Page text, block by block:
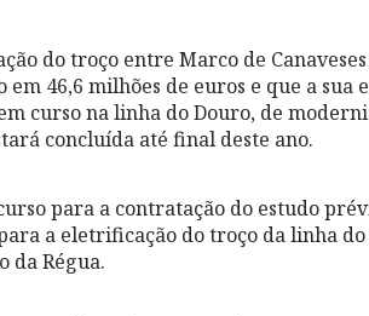
do troço entre Marco de Canaveses
46,6 milhões de euros e que a sua
curso na linha do Douro, de
concluída até final deste ano.
para a contratação do estudo
a eletrificação do troço da linha do
da Régua.